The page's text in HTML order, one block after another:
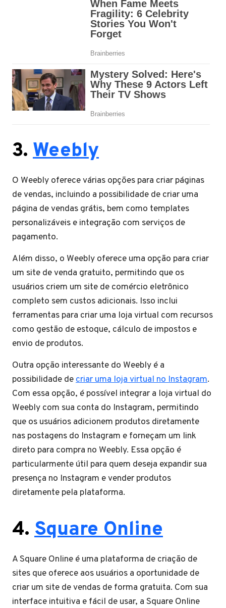
3. Weebly
O Weebly oferece várias opções para criar páginas
de vendas, incluindo a possibilidade de criar uma
página de vendas grátis, bem como templates
personalizáveis e integração com serviços de
pagamento.
Além disso, o Weebly oferece uma opção para criar
um site de venda gratuito, permitindo que os
usuários criem um site de comércio eletrônico
completo sem custos adicionais. Isso inclui
ferramentas para criar uma loja virtual com recursos
como gestão de estoque, cálculo de impostos e
envio de produtos.
Outra opção interessante do Weebly é a
possibilidade decriar uma loja virtual no Instagram.
Com essa opção, é possível integrar a loja virtual do
Weebly com sua conta do Instagram, permitindo
que os usuários adicionem produtos diretamente
nas postagens do Instagram e forneçam um link
direto para compra no Weebly. Essa opção é
particularmente útil para quem deseja expandir sua
presença no Instagram e vender produtos
diretamente pela plataforma.
4. Square Online
A Square Online é uma plataforma de criação de
sites que oferece aos usuários a oportunidade de
criar um site de vendas de forma gratuita. Com sua
interface intuitiva e fácil de usar, a Square Online